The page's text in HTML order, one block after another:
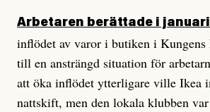
Arbetaren berättade i januari
inflödet av varor i butiken i
till en ansträngd situation för
att öka inflödet ytterligare ville Ikea
nattskift, men den lokala klubben